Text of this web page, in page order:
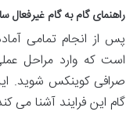
راهنمای گام به گام
پس از انجام تمامی
است که وارد مراحل
صرافی کوینکس شوید.
گام این فرایند آشنا می